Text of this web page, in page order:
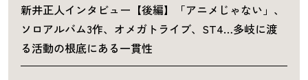
新井正人インタビュー【後編】「アニメじゃない」、
ソロアルバム3作、オメガトライブ、ST4…多岐に渡
る活動の根底にある一貫性